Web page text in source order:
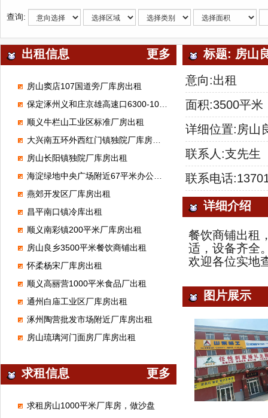
查询:
出租信息 更多
房山窦店107国道旁厂库房出租
保定涿州义和庄京雄高速口6300-100000平米标准高台库出租
顺义牛栏山工业区标准厂房出租
大兴南五环外西红门镇独院厂库房出租
房山长阳镇独院厂库房出租
海淀绿地中央广场附近67平米办公室出租
燕郊开发区厂库房出租
昌平南口镇冷库出租
顺义南彩镇200平米厂库房出租
房山良乡3500平米餐饮商铺出租
怀柔杨宋厂库房出租
顺义高丽营1000平米食品厂出租
通州白庙工业区厂库房出租
涿州陶营批发市场附近厂库房出租
房山琉璃河门面房厂库房出租
求租信息 更多
求租房山1000平米厂库房，做沙盘
标题: 房山
意向:出租
面积:3500平米
详细位置:房山
联系人:支先生
联系电话
详细介绍
餐饮商铺出租
适，设备齐全
欢迎各位实地
图片展示